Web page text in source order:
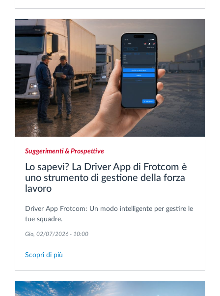
Suggerimenti & Prospettive
Lo sapevi? La Driver App di Frotcom è
uno strumento di gestione della forza
lavoro
Driver App Frotcom: Un modo intelligente per gestire le
tue squadre.
Gio, 02/07/2026 - 10:00
Scopri di più